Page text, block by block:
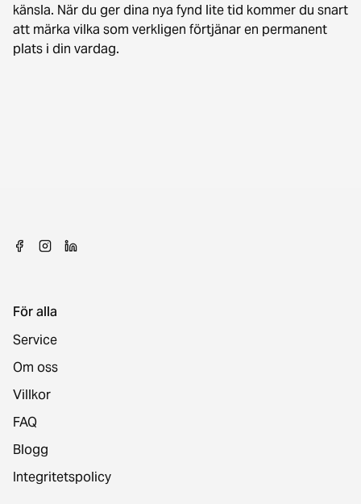
känsla. När du ger dina nya fynd lite tid kommer du snart
att märka vilka som verkligen förtjänar en permanent
plats i din vardag.
För alla
Service
Om oss
Villkor
FAQ
Blogg
Integritetspolicy